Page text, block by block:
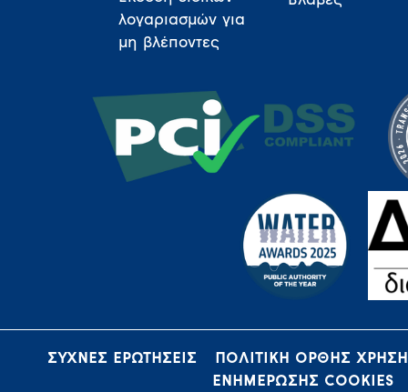
λογαριασμών για
μη βλέποντες
ΣΥΧΝΕΣ ΕΡΩΤΗΣΕΙΣ
ΠΟΛΙΤΙΚΗ ΟΡΘΗΣ
ΕΝΗΜΕΡΩΣΗΣ COOKIES